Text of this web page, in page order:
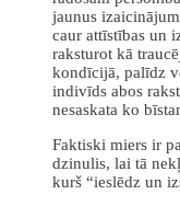
jaunus
caur attīstības un
raksturot kā
kondīcijā, palīdz
indivīds abos
nesaskata ko
Faktiski miers ir
dzinulis, lai tā
kurš “ieslēdz un